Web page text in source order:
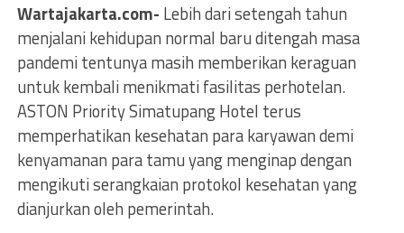
Wartajakarta.com- Lebih dari setengah tahun
menjalani kehidupan normal baru ditengah masa
pandemi tentunya masih memberikan keraguan
untuk kembali menikmati fasilitas perhotelan.
ASTON Priority Simatupang Hotel terus
memperhatikan kesehatan para karyawan demi
kenyamanan para tamu yang menginap dengan
mengikuti serangkaian protokol kesehatan yang
dianjurkan oleh pemerintah.